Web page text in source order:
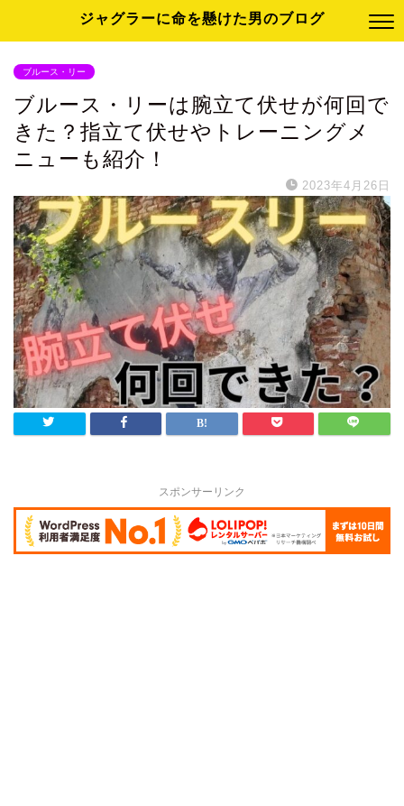
ジャグラーに命を懸けた男のブログ
ブルース・リー
ブルース・リーは腕立て伏せが何回で
きた？指立て伏せやトレーニングメ
ニューも紹介！
2023年4月26日
スポンサーリンク